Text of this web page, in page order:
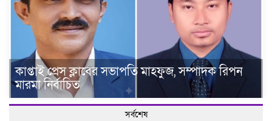
কাপ্তাই প্রেস ক্লাবের সভাপতি মাহফুজ, সম্পাদক রিপন
মারমা নির্বাচিত
সর্বশেষ